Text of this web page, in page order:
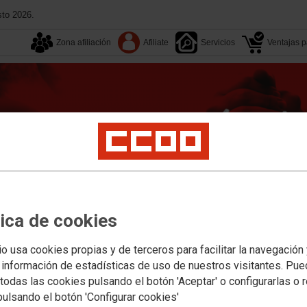
de cookies
usa cookies propias y de terceros para facilitar la navegación
de estadísticas de uso de nuestros visitantes.
las cookies pulsando el botón 'Aceptar' o configurarlas o
el botón 'Configurar cookies'
2026.
Zona afiliación Afiliate Servicios Ventajas
Convenios
Congresos
Center Digi Vodafone MasOrange Retevision Telyco Prejubilados
Negociación Colectiva